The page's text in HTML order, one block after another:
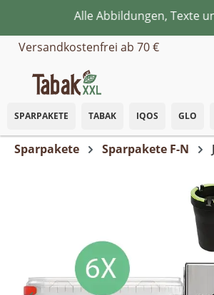
Zum Hauptinhalt springen
Alle Abbildungen, Texte
Versandkostenfrei ab 70 €
SPARPAKETE TABAK IQOS GLO
Sparpakete Sparpakete F-N